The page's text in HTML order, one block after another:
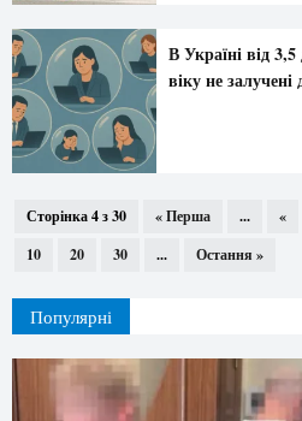
В Україні від
віку не
Сторінка 4 з 30 « Перша ... «
10
20 30 ... Остання »
Популярні